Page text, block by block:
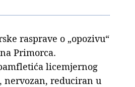
rasprave o „opozivu“
Primorca.
licemjernog
nervozan, reduciran u